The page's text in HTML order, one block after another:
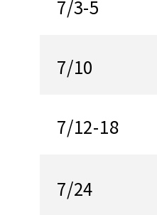
7/3-5
7/10
7/12-18
7/24